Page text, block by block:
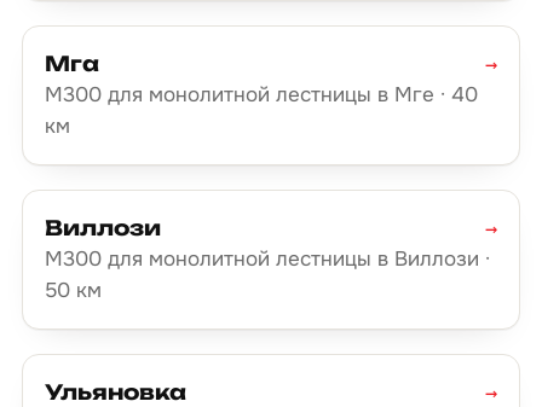
Мга
М300 для монолитной лестницы в Мге · 40
км
→
Виллози
М300 для монолитной лестницы в Виллози ·
50 км
→
Ульяновка
→